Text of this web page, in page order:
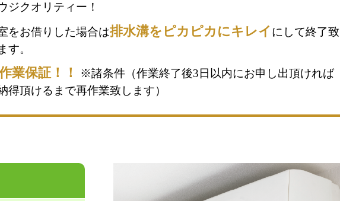
ジクオリティー！
をお借りした場合は排水溝をピカピカにキレイ にして終了致
す。
業保証！！
※諸条件（作業終了後3日以内にお申し出頂ければ
得頂けるまで再作業致します）